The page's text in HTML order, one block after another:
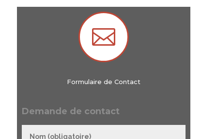

Formulaire de Contact
Demande de contact